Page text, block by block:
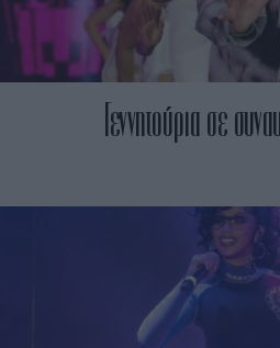
Γεννητούρια σε